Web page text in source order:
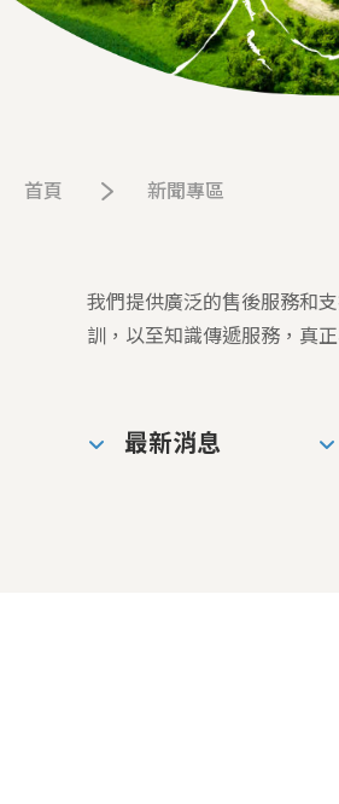
首頁 新聞專區
我們提供廣泛的售後服務和
訓，以至知識傳遞服務，真
最新消息